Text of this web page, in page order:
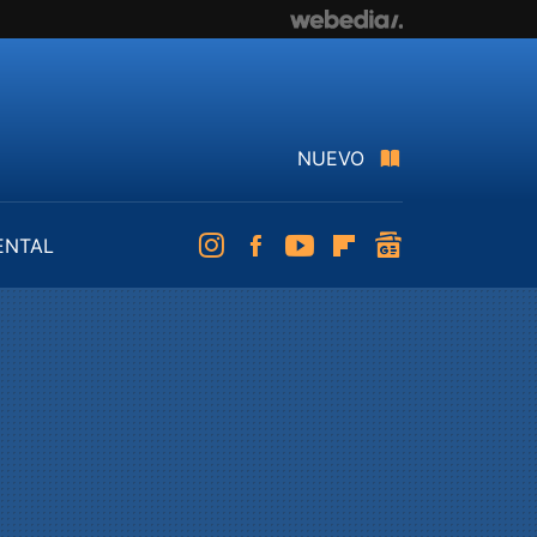
NUEVO
InstagramFacebookYoutubeFlipboard